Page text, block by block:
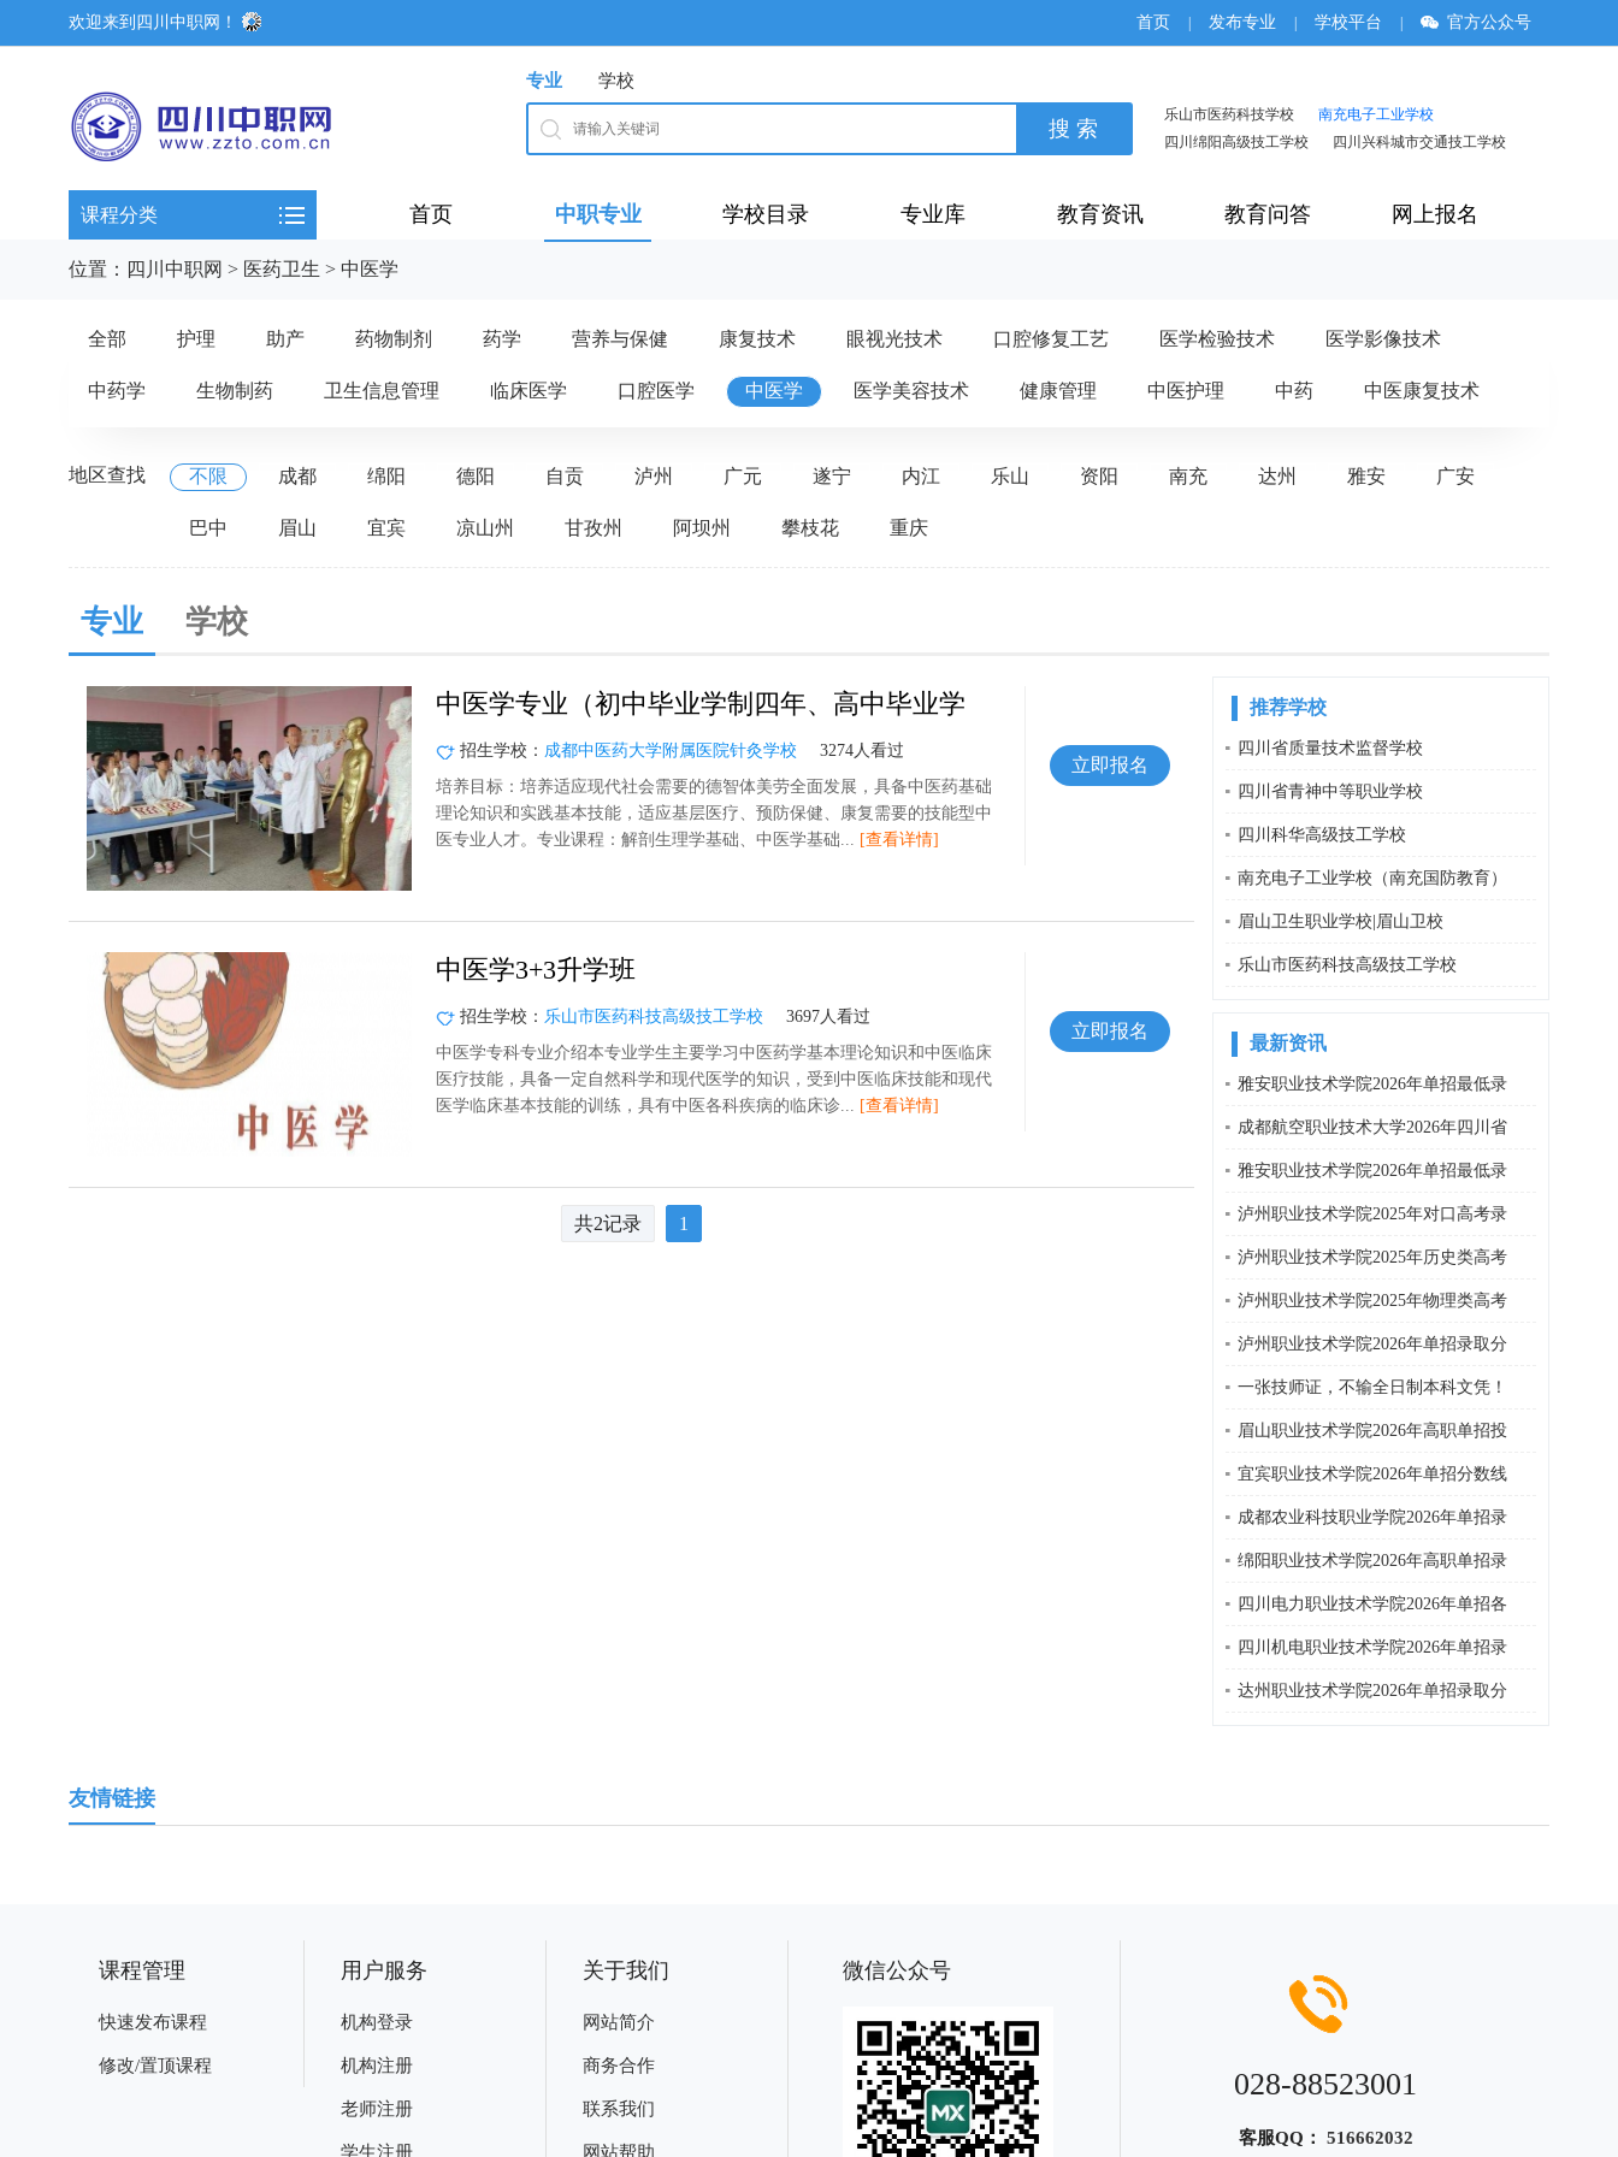
欢迎来到四川中职网！ 首页 发布专业 学校平台 官方公众号
专业 学校
乐山市医药科技学校
南充电子工业学校
四川绵阳高级技工学校
四川兴科城市交通技工学校
课程分类 首页 中职专业 学校目录 专业库 教育资讯 教育问答 网上报名
位置： 四川中职网 > 医药卫生 > 中医学
全部 护理 助产 药物制剂 药学 营养与保健 康复技术 眼视光技术 口腔修复工艺 医学检验技术 医学影像技术
中药学 生物制药 卫生信息管理 临床医学 口腔医学 中医学 医学美容技术 健康管理 中医护理 中药 中医康复技术
地区查找 不限 成都 绵阳 德阳 自贡 泸州 广元 遂宁 内江 乐山 资阳 南充 达州 雅安 广安
巴中 眉山 宜宾 凉山州 甘孜州 阿坝州 攀枝花 重庆
专业 学校
中医学专业（初中毕业学制四年、高中毕业学
招生学校： 成都中医药大学附属医院针灸学校
3274人看过
培养目标：培养适应现代社会需要的德智体美劳全面发展，具备中医药基础
理论知识和实践基本技能，适应基层医疗、预防保健、康复需要的技能型中
医专业人才。专业课程：解剖生理学基础、中医学基础... [查看详情]
立即报名
中医学3+3升学班
招生学校： 乐山市医药科技高级技工学校
3697人看过
中医学专科专业介绍本专业学生主要学习中医药学基本理论知识和中医临床
医疗技能，具备一定自然科学和现代医学的知识，受到中医临床技能和现代
医学临床基本技能的训练，具有中医各科疾病的临床诊... [查看详情]
立即报名
共2记录 1
推荐学校
四川省质量技术监督学校
四川省青神中等职业学校
四川科华高级技工学校
南充电子工业学校（南充国防教育）
眉山卫生职业学校|眉山卫校
乐山市医药科技高级技工学校
最新资讯
雅安职业技术学院2026年单招最低录
成都航空职业技术大学2026年四川省
雅安职业技术学院2026年单招最低录
泸州职业技术学院2025年对口高考录
泸州职业技术学院2025年历史类高考
泸州职业技术学院2025年物理类高考
泸州职业技术学院2026年单招录取分
一张技师证，不输全日制本科文凭！
眉山职业技术学院2026年高职单招投
宜宾职业技术学院2026年单招分数线
成都农业科技职业学院2026年单招录
绵阳职业技术学院2026年高职单招录
四川电力职业技术学院2026年单招各
四川机电职业技术学院2026年单招录
达州职业技术学院2026年单招录取分
友情链接
课程管理
快速发布课程
修改/置顶课程
用户服务
机构登录
机构注册
老师注册
学生注册
关于我们
网站简介
商务合作
联系我们
网站帮助
微信公众号
028-88523001
客服QQ： 516662032